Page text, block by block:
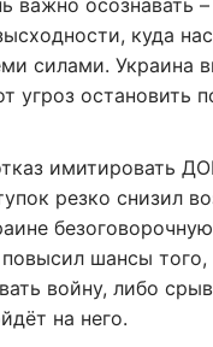
важно осознавать
куда
силами. Украина
угроз остановить
имитировать
резко снизил
повысил шансы
войну, либо
на него.